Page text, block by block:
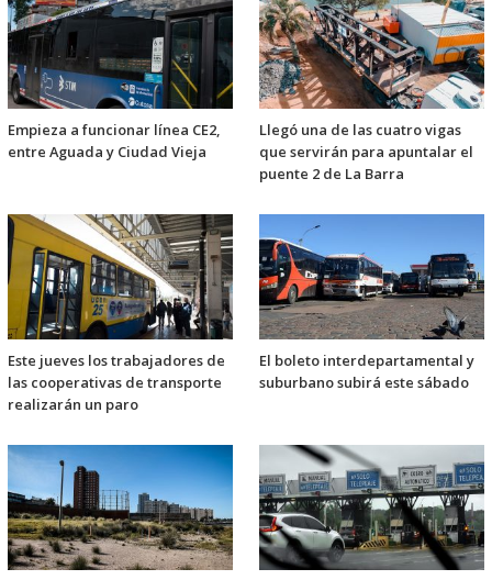
Empieza a funcionar línea CE2,
entre Aguada y Ciudad Vieja
Llegó una de las cuatro vigas
que servirán para apuntalar el
puente 2 de La Barra
Este jueves los trabajadores de
las cooperativas de transporte
realizarán un paro
El boleto interdepartamental y
suburbano subirá este sábado